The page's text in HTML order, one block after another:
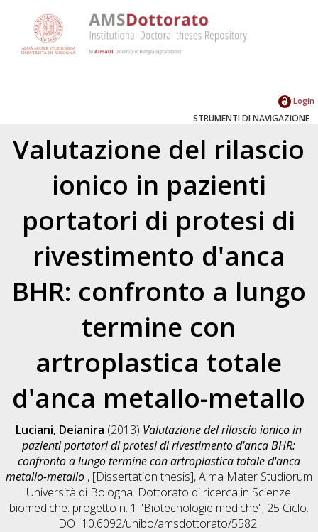
Login
STRUMENTI DI NAVIGAZIONE
Valutazione del rilascio
ionico in pazienti
portatori di protesi di
rivestimento d'anca
BHR: confronto a lungo
termine con
artroplastica totale
d'anca metallo-metallo
Luciani, Deianira (2013) Valutazione del rilascio ionico in
pazienti portatori di protesi di rivestimento d'anca BHR:
confronto a lungo termine con artroplastica totale d'anca
metallo-metallo , [Dissertation thesis], Alma Mater Studiorum
Università di Bologna. Dottorato di ricerca in Scienze
biomediche: progetto n. 1 "Biotecnologie mediche", 25 Ciclo.
DOI 10.6092/unibo/amsdottorato/5582.